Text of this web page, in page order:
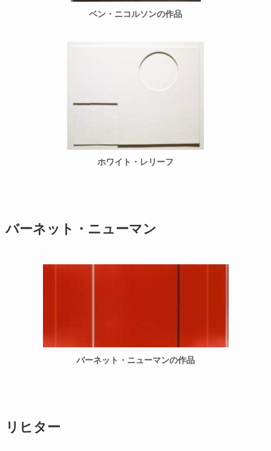
ベン・ニコルソンの作品
ホワイト・レリーフ
バーネット・ニューマン
バーネット・ニューマンの作品
リヒター